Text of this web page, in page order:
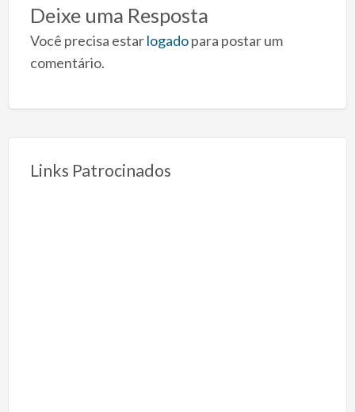
Deixe uma Resposta
Você precisa estarlogadopara postar um
comentário.
Links Patrocinados